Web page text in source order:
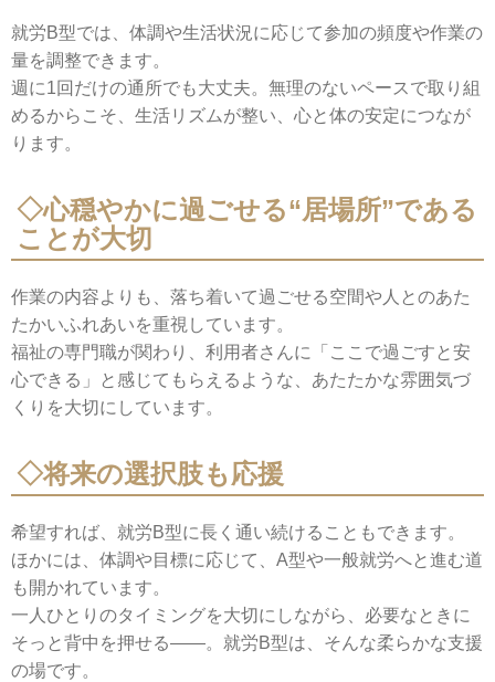
就労B型では、体調や生活状況に応じて参加の頻度や作業の
量を調整できます。
週に1回だけの通所でも大丈夫。無理のないペースで取り組
めるからこそ、生活リズムが整い、心と体の安定につなが
ります。
◇心穏やかに過ごせる“居場所”である
ことが大切
作業の内容よりも、落ち着いて過ごせる空間や人とのあた
たかいふれあいを重視しています。
福祉の専門職が関わり、利用者さんに「ここで過ごすと安
心できる」と感じてもらえるような、あたたかな雰囲気づ
くりを大切にしています。
◇将来の選択肢も応援
希望すれば、就労B型に長く通い続けることもできます。
ほかには、体調や目標に応じて、A型や一般就労へと進む道
も開かれています。
一人ひとりのタイミングを大切にしながら、必要なときに
そっと背中を押せる――。就労B型は、そんな柔らかな支援
の場です。